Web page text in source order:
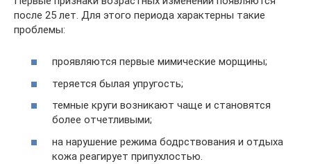
после 25 лет. Для этого периода характерны такие
проблемы:
проявляются первые мимические морщины;
теряется былая упругость;
темные круги возникают чаще и становятся
более отчетливыми;
на нарушение режима бодрствования и отдыха
кожа реагирует припухлостью.